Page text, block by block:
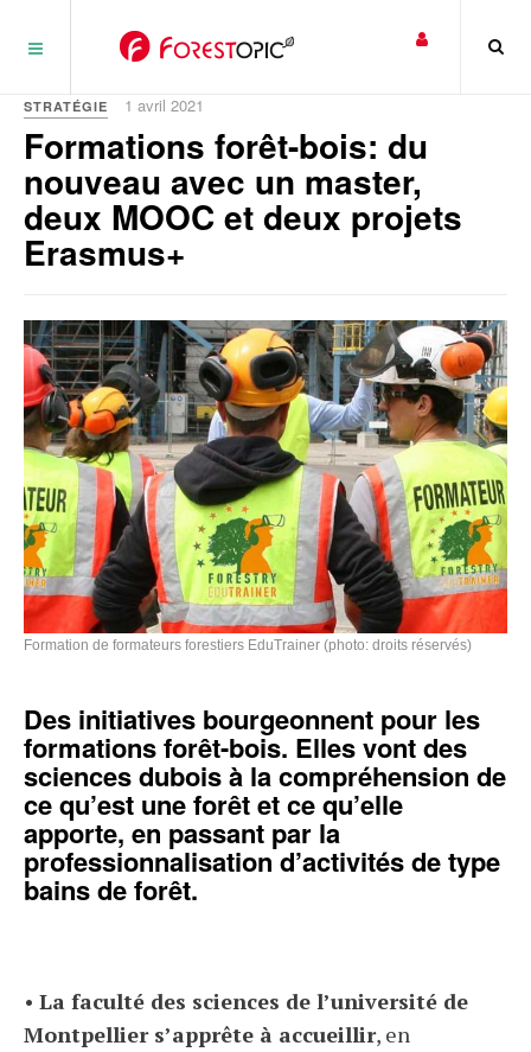
STRATÉGIE 1 avril 2021
Formations forêt-bois: du
nouveau avec un master,
deux MOOC et deux projets
Erasmus+
Formation de formateurs forestiers EduTrainer (photo: droits réservés)
Des initiatives bourgeonnent pour les
formations forêt-bois. Elles vont des
sciences dubois à la compréhension de
ce qu’est une forêt et ce qu’elle
apporte, en passant par la
professionnalisation d’activités de type
bains de forêt.
• La faculté des sciences de l’université de
Montpellier s’apprête à accueillir, en